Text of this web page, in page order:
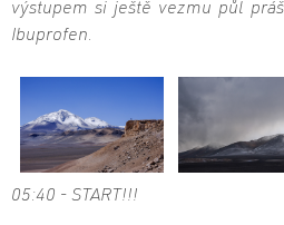
výstupem si ještě vezmu půl
Ibuprofen.
05:40 - START!!!